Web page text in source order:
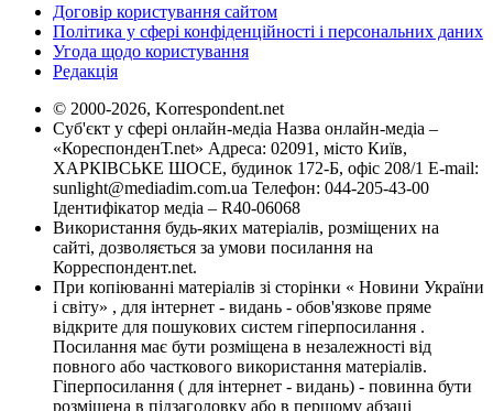
Договір користування сайтом
Політика у сфері конфіденційності і персональних даних
Угода щодо користування
Редакція
© 2000-2026, Korrespondent.net
Суб'єкт у сфері онлайн-медіа Назва онлайн-медіа –
«КореспонденТ.net» Адреса: 02091, місто Київ,
ХАРКІВСЬКЕ ШОСЕ, будинок 172-Б, офіс 208/1 E-mail:
sunlight@mediadim.com.ua Телефон: 044-205-43-00
Ідентифікатор медіа – R40-06068
Використання будь-яких матеріалів, розміщених на
сайті, дозволяється за умови посилання на
Корреспондент.net.
При копіюванні матеріалів зі сторінки « Новини України
і світу» , для інтернет - видань - обов'язкове пряме
відкрите для пошукових систем гіперпосилання .
Посилання має бути розміщена в незалежності від
повного або часткового використання матеріалів.
Гіперпосилання ( для інтернет - видань) - повинна бути
розміщена в підзаголовку або в першому абзаці